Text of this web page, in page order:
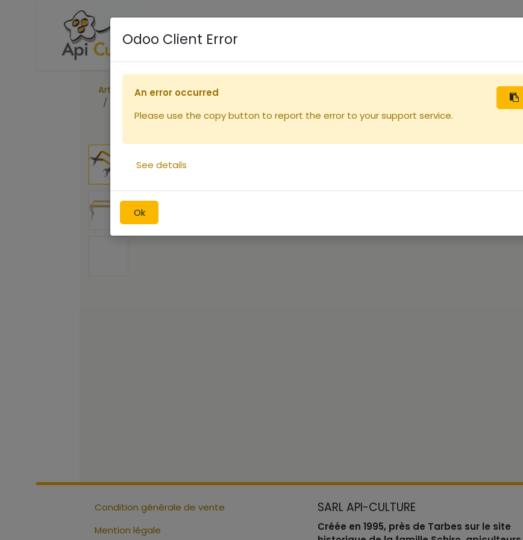
Accueil Boutique
Articles
Condition générale de vente
Mention légale
SARL API-CULTURE
Créée en 1995, près de Tarbes sur le site
Odoo Client Error
Ok
An error occurred
Please use the copy button to report the error to your support service.
See details